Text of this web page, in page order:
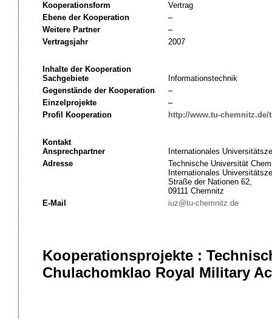
Kooperationsform
Vertrag
Ebene der Kooperation
–
Weitere Partner
–
Vertragsjahr
2007
Inhalte der Kooperation
Sachgebiete
Informationstechnik
Gegenstände der Kooperation
–
Einzelprojekte
–
Profil Kooperation
http://www.tu-chemnitz.de/
Kontakt
Ansprechpartner
Internationales
Adresse
Technische Universität
Internationales
Straße der Nationen 62,
09111 Chemnitz
E-Mail
iuz@tu-chemnitz.de
Kooperationsprojekte :
Chulachomklao Royal Military